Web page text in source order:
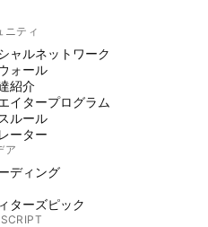
ニティ
ャルネットワーク
ォール
紹介
イタープログラム
ルール
ーター
ア
ディング
ターズピック